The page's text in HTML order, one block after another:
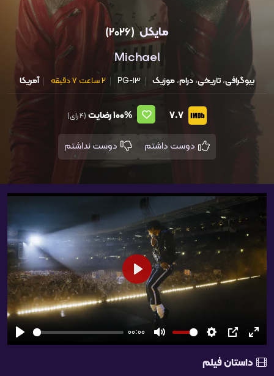
مایکل (2026)
Michael
بیوگرافی،تاریخی،درام،موزیک PG-13 2 ساعت 7 دقیقه آمریکا
7.7
100%رضایت (4 رای)
شروع
00:00
بی‌صدا تنظیمات
PIP تمام
شروع
داستان فیلم